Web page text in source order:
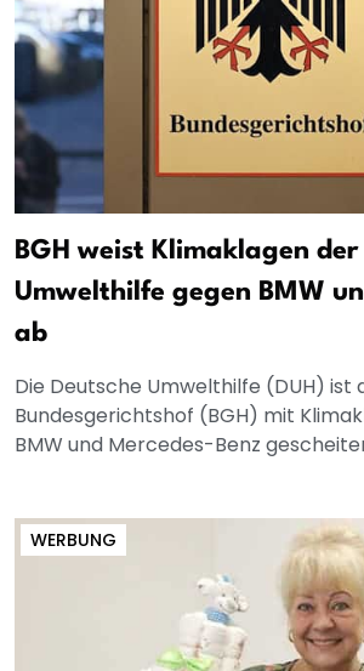
BGH weist Klimaklagen der
Umwelthilfe gegen BMW
ab
Die Deutsche Umwelthilfe (DUH) ist
Bundesgerichtshof (BGH) mit
BMW und Mercedes-Benz
WERBUNG